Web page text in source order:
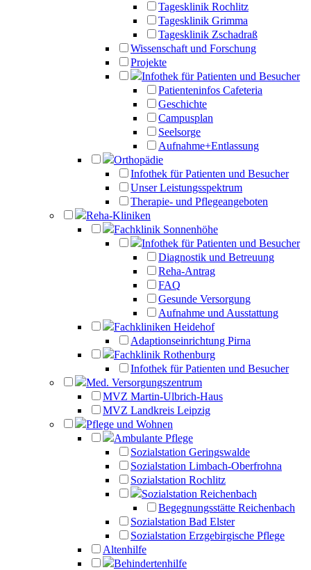
Tagesklinik Rochlitz
Tagesklinik Grimma
Tagesklinik Zschadraß
Wissenschaft und Forschung
Projekte
Infothek für Patienten und Besucher
Patienteninfos Cafeteria
Geschichte
Campusplan
Seelsorge
Aufnahme+Entlassung
Orthopädie
Infothek für Patienten und Besucher
Unser Leistungsspektrum
Therapie- und Pflegeangeboten
Reha-Kliniken
Fachklinik Sonnenhöhe
Infothek für Patienten und Besucher
Diagnostik und Betreuung
Reha-Antrag
FAQ
Gesunde Versorgung
Aufnahme und Ausstattung
Fachkliniken Heidehof
Adaptionseinrichtung Pirna
Fachklinik Rothenburg
Infothek für Patienten und Besucher
Med. Versorgungszentrum
MVZ Martin-Ulbrich-Haus
MVZ Landkreis Leipzig
Pflege und Wohnen
Ambulante Pflege
Sozialstation Geringswalde
Sozialstation Limbach-Oberfrohna
Sozialstation Rochlitz
Sozialstation Reichenbach
Begegnungsstätte Reichenbach
Sozialstation Bad Elster
Sozialstation Erzgebirgische Pflege
Altenhilfe
Behindertenhilfe